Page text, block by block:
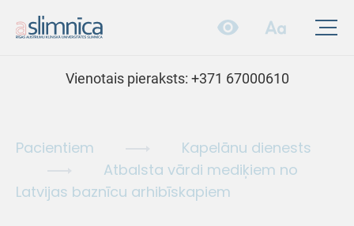
Vienotais pieraksts: +371 67000610
Pacientiem
Kapelānu dienests
Atbalsta vārdi mediķiem no
Latvijas baznīcu arhibīskapiem